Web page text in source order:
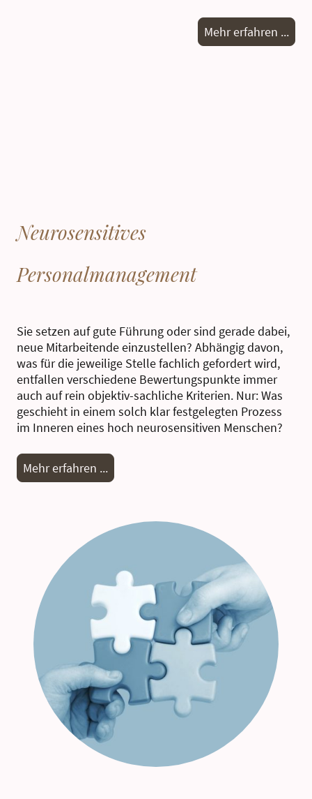
Mehr erfahren ...
Neurosensitives
Personalmanagement
Sie setzen auf gute Führung oder sind gerade dabei,
neue Mitarbeitende einzustellen? Abhängig davon,
was für die jeweilige Stelle fachlich gefordert wird,
entfallen verschiedene Bewertungspunkte immer
auch auf rein objektiv-sachliche Kriterien. Nur: Was
geschieht in einem solch klar festgelegten Prozess
im Inneren eines hoch neurosensitiven Menschen?
Mehr erfahren ...